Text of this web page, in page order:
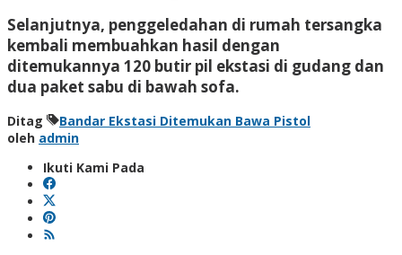
Selanjutnya, penggeledahan di rumah tersangka
kembali membuahkan hasil dengan
ditemukannya 120 butir pil ekstasi di gudang dan
dua paket sabu di bawah sofa.
Ditag
Bandar Ekstasi Ditemukan Bawa Pistol
oleh admin
Ikuti Kami Pada